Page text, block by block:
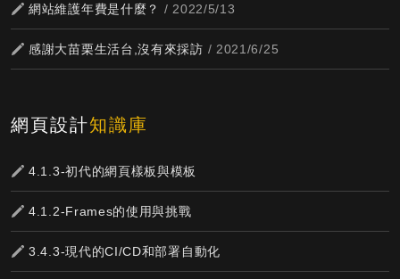
網站維護年費是什麼？ / 2022/5/13
感謝大苗栗生活台,沒有來採訪 / 2021/6/25
網頁設計知識庫
4.1.3-初代的網頁樣板與模板
4.1.2-Frames的使用與挑戰
3.4.3-現代的CI/CD和部署自動化